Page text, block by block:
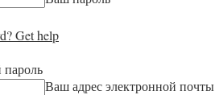
Get help
пароль
Ваш адрес электронной почты